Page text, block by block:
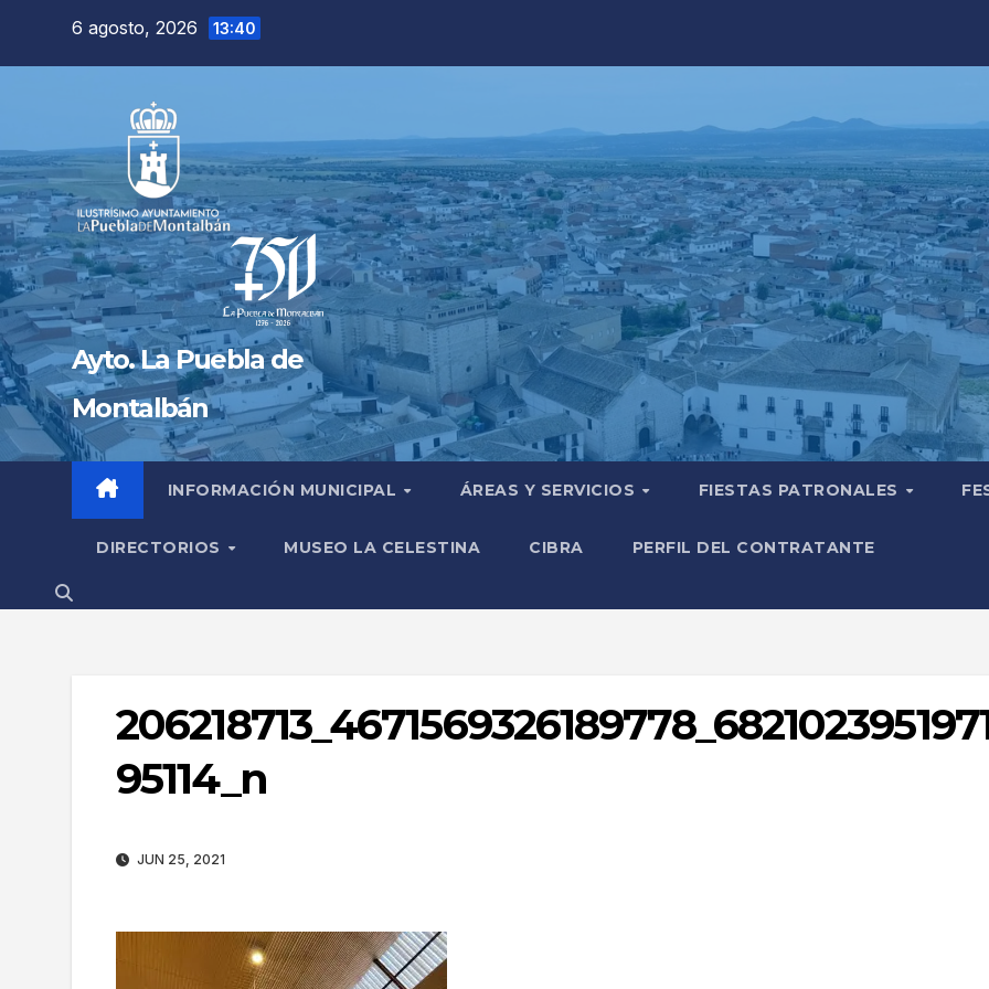
6 agosto, 2026 13:40
Ayto. La Puebla de
Montalbán
INFORMACIÓN MUNICIPAL ÁREAS Y SERVICIOS FIESTAS PATRONALES
DIRECTORIOS MUSEO LA CELESTINA CIBRA PERFIL DEL CONTRATANTE
95114_n
JUN 25, 2021